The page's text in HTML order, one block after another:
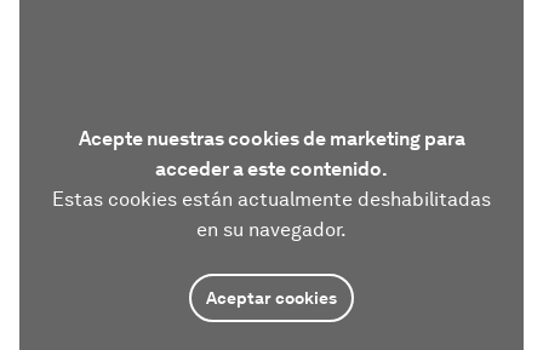
Acepte nuestras cookies de marketing para
acceder a este contenido.
Estas cookies están actualmente deshabilitadas
en su navegador.
Aceptar cookies